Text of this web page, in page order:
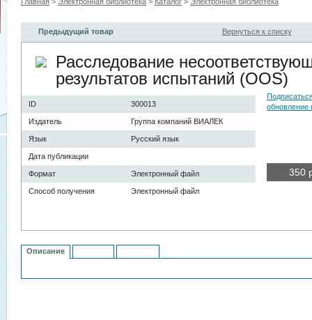
Предыдущий товар Вернуться к списку
Расследование
результатов испытаний (OOS)
ID 300013
Издатель Группа компаний ВИАЛЕК
Язык Русский язык
Дата публикации
Формат Электронный файл
Способ получения Электронный файл
обновление
350
Описание